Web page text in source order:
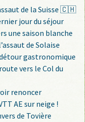
de la Suisse 🇨🇭
jour du séjour
une saison blanche
de Solaise
détour gastronomique
vers le Col du
renoncer
AE sur neige !
de Tovière